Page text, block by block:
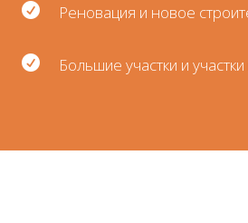
 Реновация и новое
 Большие участки и